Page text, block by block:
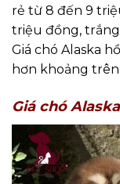
rẻ từ 8 đến 9
triệu đồng, trắng
Giá chó Alaska
hơn khoảng
Giá chó